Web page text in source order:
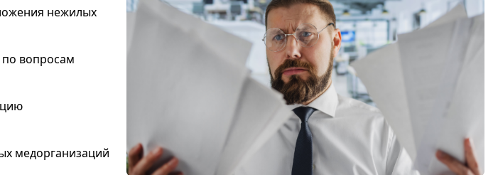
нежилых
вопросам
медорганизаций